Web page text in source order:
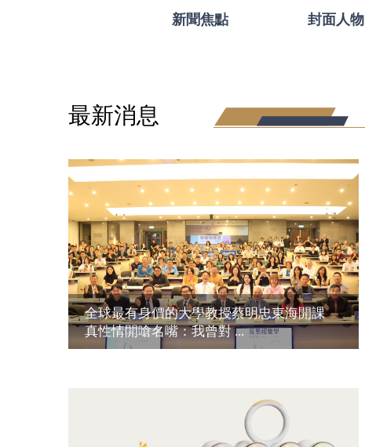
新聞焦點 封面人物
最新消息
全球最有身價的大學教授蔡明忠東海開課
真性情開嗆名嘴：我曾對 ...